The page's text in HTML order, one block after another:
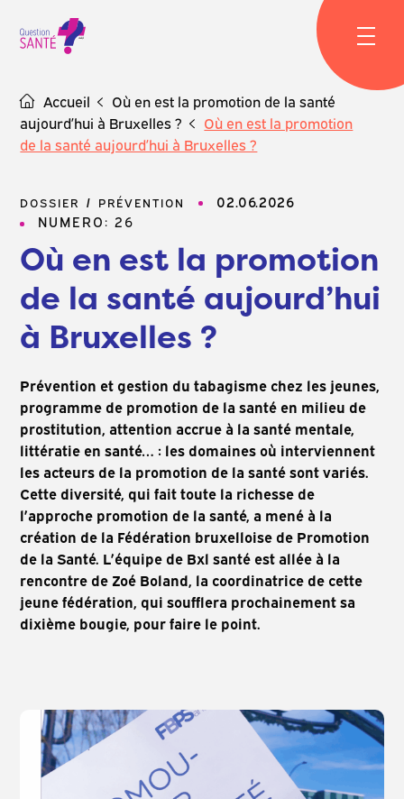
content
Accueil
Où en est la promotion de la santé
aujourd’hui à Bruxelles ?
Où en est la promotion
de la santé aujourd’hui à Bruxelles ?
DOSSIER PRÉVENTION
02.06.2026
NUMERO: 26
Où en est la promotion
de la santé aujourd’hui
à Bruxelles ?
Prévention et gestion du tabagisme chez les jeunes,
programme de promotion de la santé en milieu de
prostitution, attention accrue à la santé mentale,
littératie en santé… : les domaines où interviennent
les acteurs de la promotion de la santé sont variés.
Cette diversité, qui fait toute la richesse de
l’approche promotion de la santé, a mené à la
création de la Fédération bruxelloise de Promotion
de la Santé. L’équipe de Bxl santé est allée à la
rencontre de Zoé Boland, la coordinatrice de cette
jeune fédération, qui soufflera prochainement sa
dixième bougie, pour faire le point.